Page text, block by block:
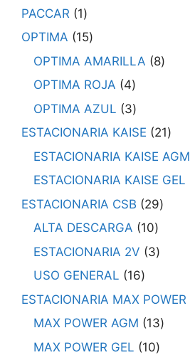
PACCAR
1
OPTIMA
15
OPTIMA AMARILLA
8
OPTIMA ROJA
4
OPTIMA AZUL
3
ESTACIONARIA KAISE
21
ESTACIONARIA KAISE AGM
ESTACIONARIA KAISE GEL
ESTACIONARIA CSB
29
ALTA DESCARGA
10
ESTACIONARIA 2V
3
USO GENERAL
16
ESTACIONARIA MAX POWER
MAX POWER AGM
13
MAX POWER GEL
10